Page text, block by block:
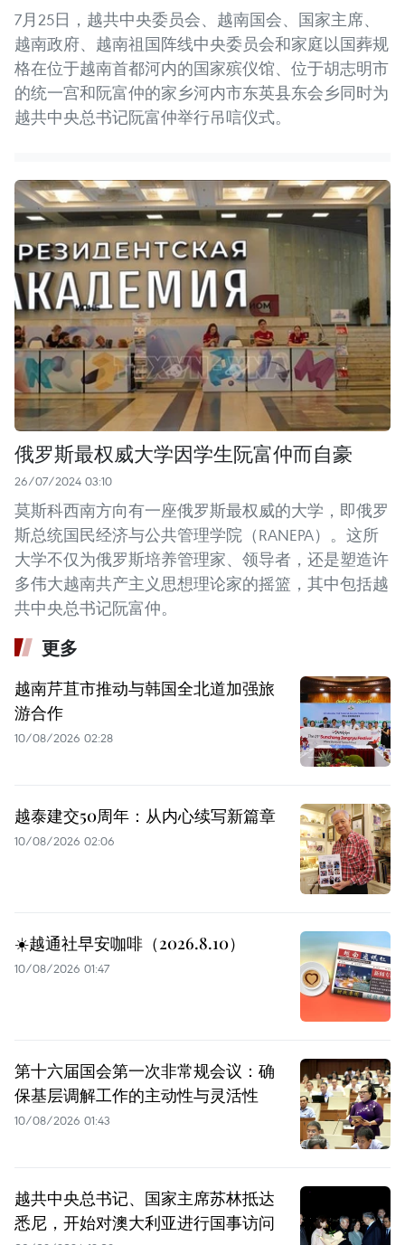
7月25日，越共中央委员会、越南国会、国家主席、
越南政府、越南祖国阵线中央委员会和家庭以国葬规
格在位于越南首都河内的国家殡仪馆、位于胡志明市
的统一宫和阮富仲的家乡河内市东英县东会乡同时为
越共中央总书记阮富仲举行吊唁仪式。
俄罗斯最权威大学因学生阮富仲而自豪
26/07/2024 03:10
莫斯科西南方向有一座俄罗斯最权威的大学，即俄罗
斯总统国民经济与公共管理学院（RANEPA）。这所
大学不仅为俄罗斯培养管理家、领导者，还是塑造许
多伟大越南共产主义思想理论家的摇篮，其中包括越
共中央总书记阮富仲。
更多
越南芹苴市推动与韩国全北道加强旅
游合作
10/08/2026 02:28
越泰建交50周年：从内心续写新篇章
10/08/2026 02:06
☀️越通社早安咖啡（2026.8.10）
10/08/2026 01:47
第十六届国会第一次非常规会议：确
保基层调解工作的主动性与灵活性
10/08/2026 01:43
越共中央总书记、国家主席苏林抵达
悉尼，开始对澳大利亚进行国事访问